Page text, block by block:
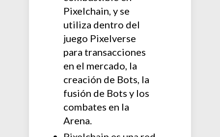
Pixelchain, y se
utiliza dentro del
juego Pixelverse
para transacciones
en el mercado, la
creación de Bots, la
fusión de Bots y los
combates en la
Arena.